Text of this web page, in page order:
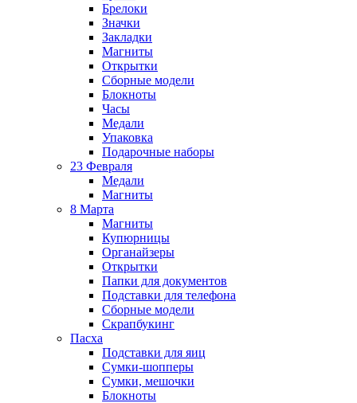
Брелоки
Значки
Закладки
Магниты
Открытки
Сборные модели
Блокноты
Часы
Медали
Упаковка
Подарочные наборы
23 Февраля
Медали
Магниты
8 Марта
Магниты
Купюрницы
Органайзеры
Открытки
Папки для документов
Подставки для телефона
Сборные модели
Скрапбукинг
Пасха
Подставки для яиц
Сумки-шопперы
Сумки, мешочки
Блокноты